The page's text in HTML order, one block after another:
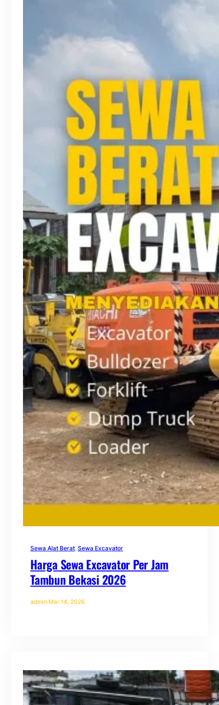
Sewa Alat Berat, Sewa Excavator
Harga Sewa Excavator Per Jam
Tambun Bekasi 2026
admin·Mar 14, 2026